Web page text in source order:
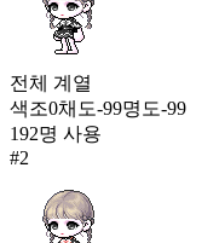
태엽의 기사(여)
164
페른의 옷
598
셜록
전체 계열
색조0채도-99명도-99
192명 사용
#2